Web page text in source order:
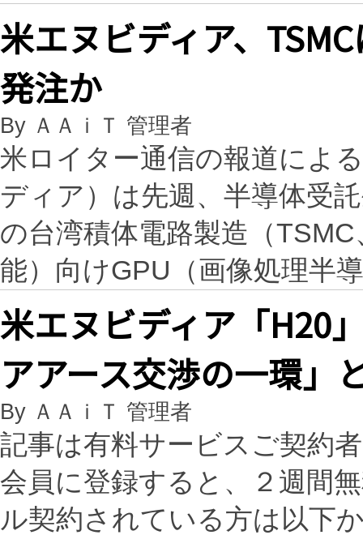
米エヌビディア、
発注か
By ＡＡｉＴ 管理者
米ロイター通信の報道によ
ディア）は先週、半導体受
の台湾積体電路製造（
能）向けGPU（画像処理半
米エヌビディア「H20
アアース交渉の一環」
By ＡＡｉＴ 管理者
記事は有料サービスご契約
会員に登録すると、２週間
ル契約されている方は以下